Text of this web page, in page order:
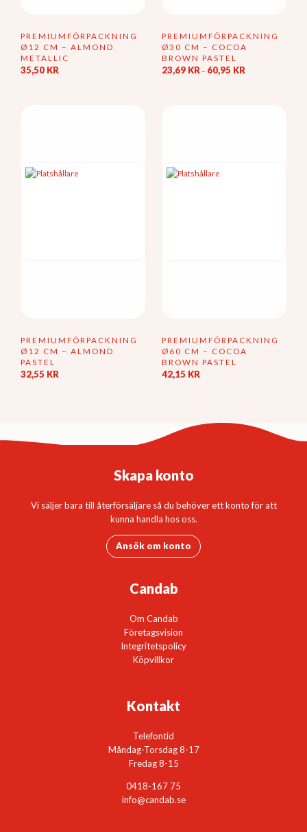
PREMIUMFÖRPACKNING
Ø12 CM – ALMOND
METALLIC
35,50 KR
PREMIUMFÖRPACKNING
Ø30 CM – COCOA
BROWN PASTEL
23,69 KR – 60,95 KRPrisintervall:
olika
PREMIUMFÖRPACKNING
Ø12 CM – ALMOND
PASTEL
32,55 KR
PREMIUMFÖRPACKNING
Ø60 CM – COCOA
BROWN PASTEL
42,15 KR
Skapa konto
Vi säljer bara till återförsäljare så du behöver ett konto för att
kunna handla hos oss.
Ansök om konto
Candab
Om Candab
Företagsvision
Integritetspolicy
Köpvillkor
Kontakt
Telefontid
Måndag-Torsdag 8-17
Fredag 8-15
0418-167 75
info@candab.se